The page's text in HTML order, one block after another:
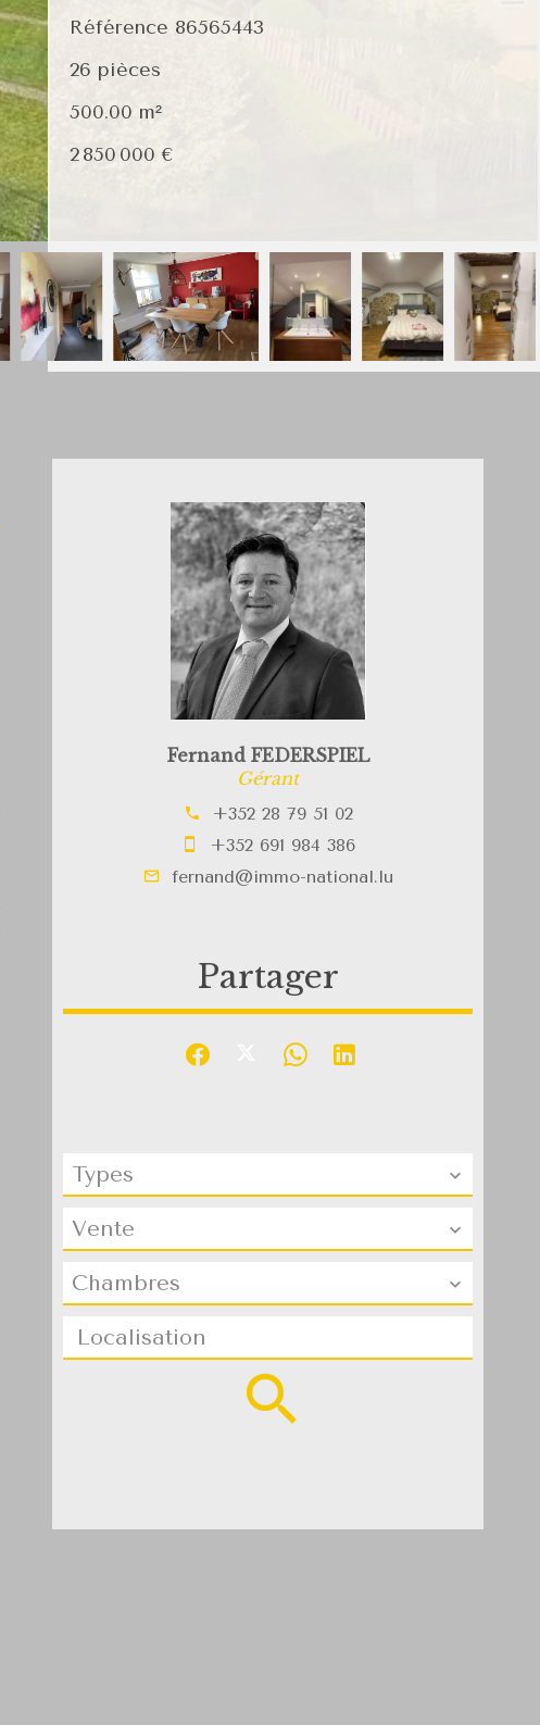
Référence 86565443
26 pièces
500.00 m²
2 850 000 €
Fernand FEDERSPIEL
Gérant
+352 28 79 51 02
+352 691 984 386
fernand@immo-national.lu
Partager
Types
Vente
Chambres
Localisation